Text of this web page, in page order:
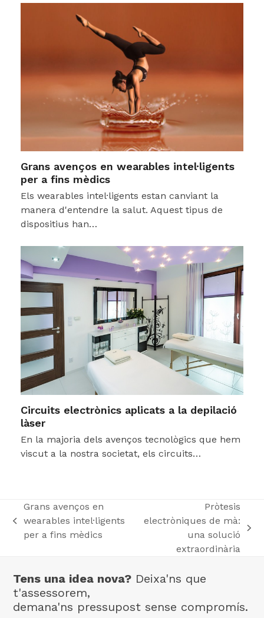
Grans avenços en wearables intel·ligents
per a fins mèdics
Els wearables intel·ligents estan canviant la
manera d'entendre la salut. Aquest tipus de
dispositius han…
Circuits electrònics aplicats a la depilació
làser
En la majoria dels avenços tecnològics que hem
viscut a la nostra societat, els circuits…
previous
post:
Grans avenços en
wearables intel·ligents
per a fins mèdics
Pròtesis
electròniques de mà:
una solució
extraordinària
Tens una idea nova? Deixa'ns que
t'assessorem,
demana'ns pressupost sense compromís.